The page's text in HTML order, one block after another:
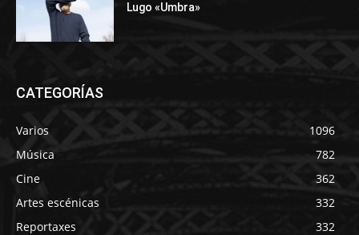
Lugo «Umbra»
CATEGORÍAS
Varios
1096
Música
782
Cine
362
Artes escénicas
332
Reportaxes
332